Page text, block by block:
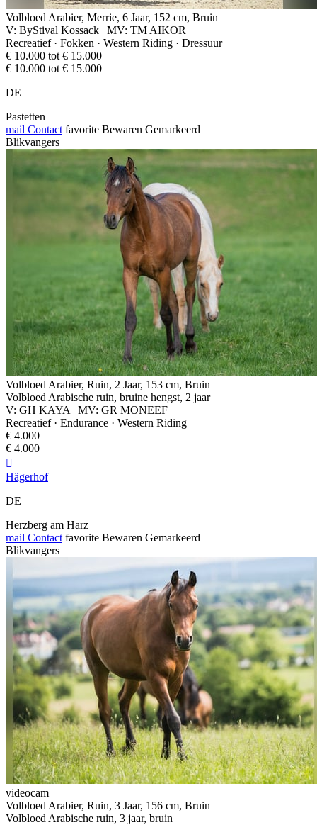
Volbloed Arabier, Merrie, 6 Jaar, 152 cm, Bruin
V: ByStival Kossack | MV: TM AIKOR
Recreatief · Fokken · Western Riding · Dressuur
€ 10.000 tot € 15.000
€ 10.000 tot € 15.000
DE
Pastetten
mail Contact favorite Bewaren Gemarkeerd
Blikvangers
Volbloed Arabier, Ruin, 2 Jaar, 153 cm, Bruin
Volbloed Arabische ruin, bruine hengst, 2 jaar
V: GH KAYA | MV: GR MONEEF
Recreatief · Endurance · Western Riding
€ 4.000
€ 4.000

Hägerhof
DE
Herzberg am Harz
mail Contact favorite Bewaren Gemarkeerd
Blikvangers
videocam
Volbloed Arabier, Ruin, 3 Jaar, 156 cm, Bruin
Volbloed Arabische ruin, 3 jaar, bruin